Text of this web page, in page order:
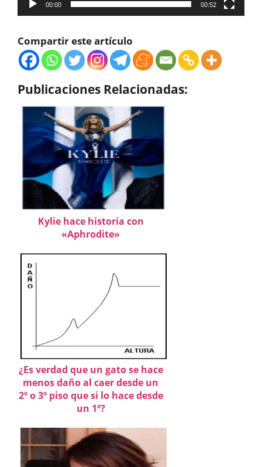
00:00 00:52
Compartir este artículo
Publicaciones Relacionadas:
Kylie hace historia con
«Aphrodite»
¿Es verdad que un gato se hace
menos daño al caer desde un
2º o 3º piso que si lo hace desde
un 1º?